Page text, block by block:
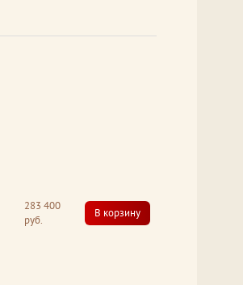
283 400
руб.
В корзину